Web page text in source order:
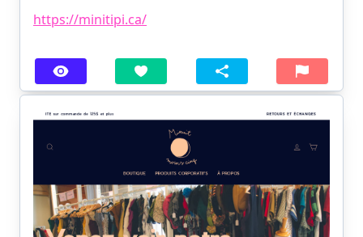
https://minitipi.ca/